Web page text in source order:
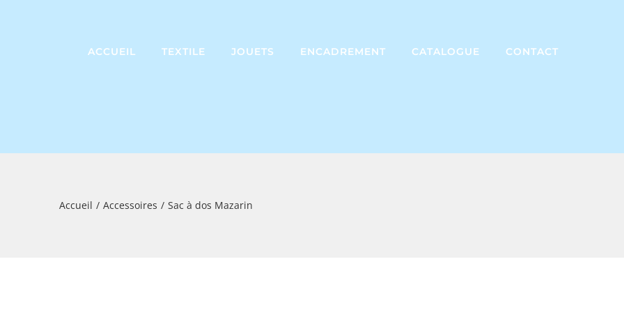
ACCUEIL TEXTILE JOUETS ENCADREMENT CATALOGUE CONTACT
Accueil Accessoires Sac à dos Mazarin